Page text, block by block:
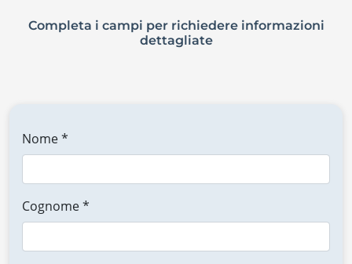
Completa i campi per richiedere informazioni
dettagliate
Nome *
Cognome *